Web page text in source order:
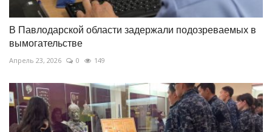
В Павлодарской области задержали подозреваемых в
вымогательстве
Апрель 23, 2026 0 149